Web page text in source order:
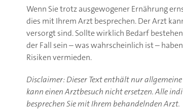
Wenn Sie trotz ausgewogener Ernährung
dies mit Ihrem Arzt besprechen. Der Arzt
versorgt sind. Sollte wirklich Bedarf
der Fall sein – was wahrscheinlich ist –
Risiken vermieden.
Disclaimer: Dieser Text enthält nur
kann einen Arztbesuch nicht ersetzen. Alle
besprechen Sie mit Ihrem behandelnden Arzt.